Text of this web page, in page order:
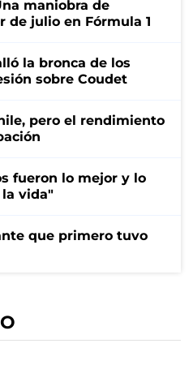
maniobra de
de julio en Fórmula 1
la bronca de los
sobre Coudet
pero el rendimiento
fueron lo mejor y lo
la vida"
que primero tuvo